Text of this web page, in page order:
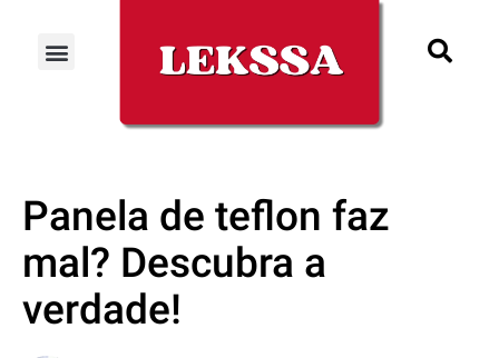
Panela de teflon faz
mal? Descubra a
verdade!